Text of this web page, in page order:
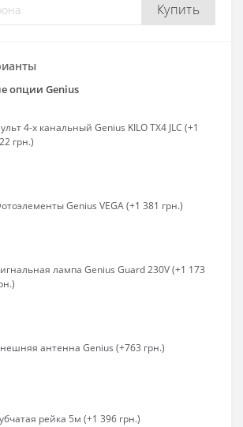
Купить
опции Genius
4-х канальный Genius KILO TX4 JLC (+1
грн.)
Genius VEGA (+1 381 грн.)
лампа Genius Guard 230V (+1 173
антенна Genius (+763 грн.)
рейка 5м (+1 396 грн.)